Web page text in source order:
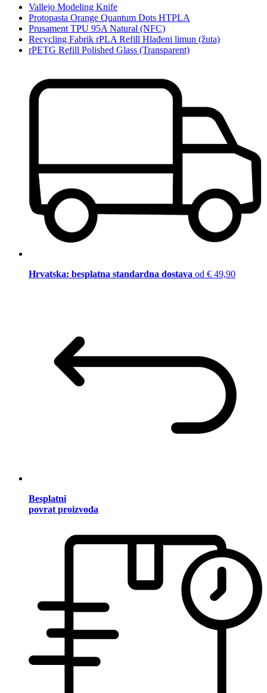
Vallejo Modeling Knife
Protopasta Orange Quantum Dots HTPLA
Prusament TPU 95A Natural (NFC)
Recycling Fabrik rPLA Refill Hlađeni limun (žuta)
rPETG Refill Polished Glass (Transparent)
Hrvatska: besplatna standardna dostava od € 49,90
Besplatni
povrat proizvoda